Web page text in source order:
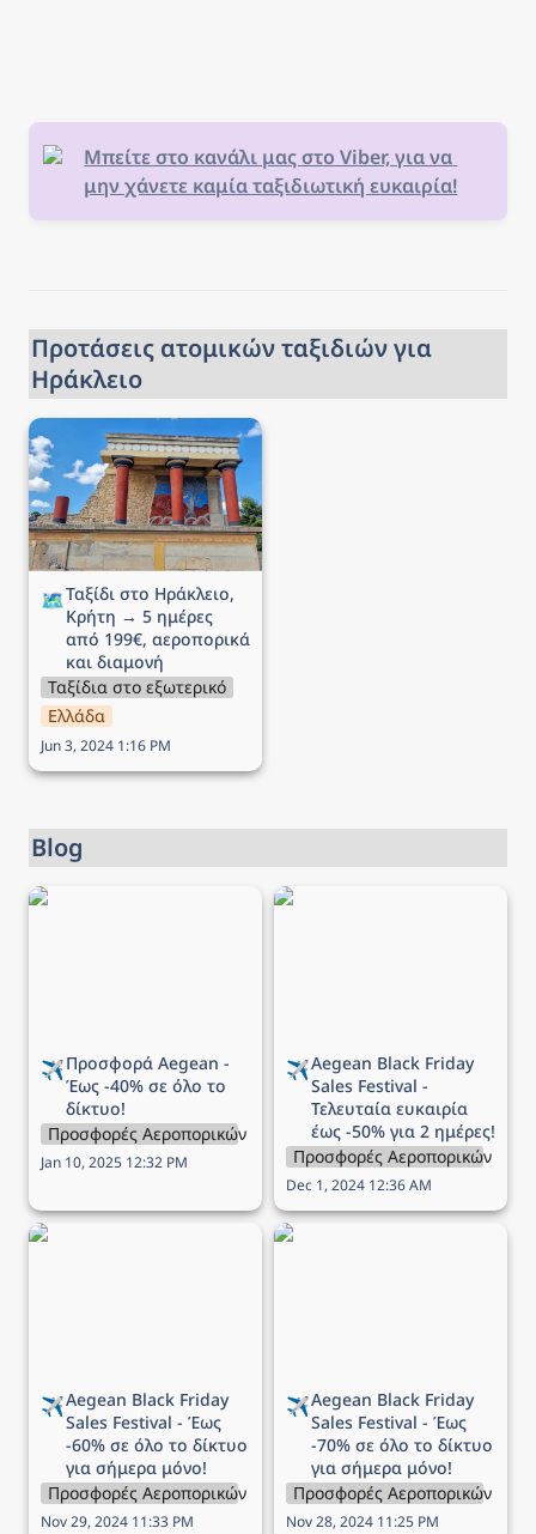
Μπείτε στο κανάλι μας στο Viber, για να
μην χάνετε καμία ταξιδιωτική ευκαιρία!
Προτάσεις ατομικών ταξιδιών για
Ηράκλειο
Ταξίδι στο Ηράκλειο,
Κρήτη → 5 ημέρες από
199€, αεροπορικά και
διαμονή
🗺️Ταξίδι στο Ηράκλειο,
Κρήτη → 5 ημέρες
από 199€, αεροπορικά
και διαμονή
Ταξίδια στο εξωτερικό
Ελλάδα
Jun 3, 2024 1:16 PM
Blog
Προσφορά Aegean - Έως
✈️
Έως -40% σε όλο το
δίκτυο!
Προσφορές Αεροπορικών Εταιρειών
Jan 10, 2025 12:32 PM
Aegean Black Friday Sales
✈️Aegean Black Friday
Sales Festival -
Τελευταία ευκαιρία
έως -50% για 2 ημέρες!
Προσφορές Αεροπορικών
Dec 1, 2024 12:36 AM
Aegean Black Friday Sales
✈️Aegean Black Friday
Sales Festival - Έως
-60% σε όλο το δίκτυο
για σήμερα μόνο!
Προσφορές Αεροπορικών Εταιρειών
Nov 29, 2024 11:33 PM
Aegean Black Friday Sales
✈️Aegean Black Friday
Sales Festival - Έως
-70% σε όλο το δίκτυο
για σήμερα μόνο!
Προσφορές Αεροπορικών
Nov 28, 2024 11:25 PM